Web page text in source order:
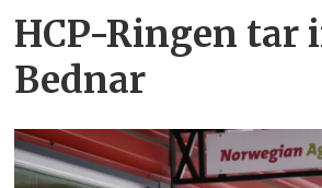
HCP-Ringen tar
Bednar